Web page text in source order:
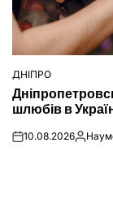
ОПУБЛІКУВАТИ
У
ДНІПРО
шлюбів в
on10.08.2026